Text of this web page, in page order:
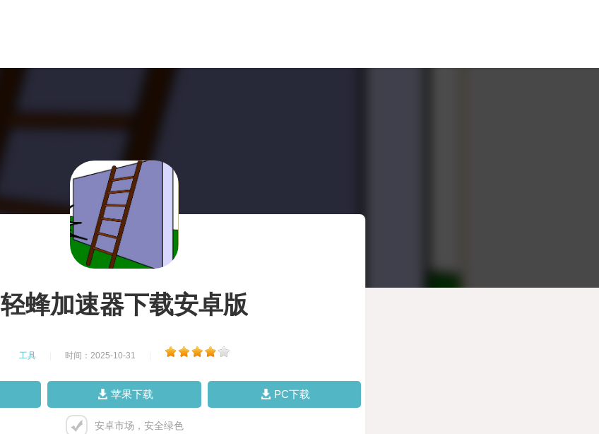
轻蜂加速器下载安卓版
工具 时间：2025-10-31
苹果下载 PC下载
安卓市场，安全绿色